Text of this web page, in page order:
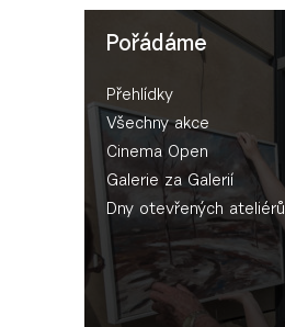
Pořádáme
Přehlídky
Všechny akce
Cinema Open
Galerie za Galerií
Dny otevřených ateliérů